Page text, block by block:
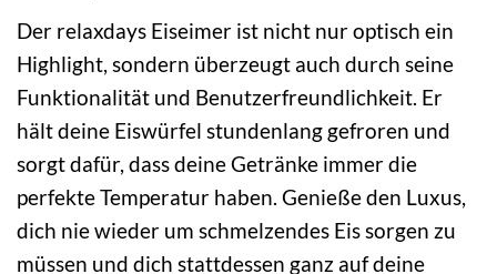
Der relaxdays Eiseimer ist nicht nur optisch ein
Highlight, sondern überzeugt auch durch seine
Funktionalität und Benutzerfreundlichkeit. Er
hält deine Eiswürfel stundenlang gefroren und
sorgt dafür, dass deine Getränke immer die
perfekte Temperatur haben. Genieße den Luxus,
dich nie wieder um schmelzendes Eis sorgen zu
müssen und dich stattdessen ganz auf deine